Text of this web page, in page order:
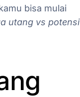
bisa mulai
utang vs potensi